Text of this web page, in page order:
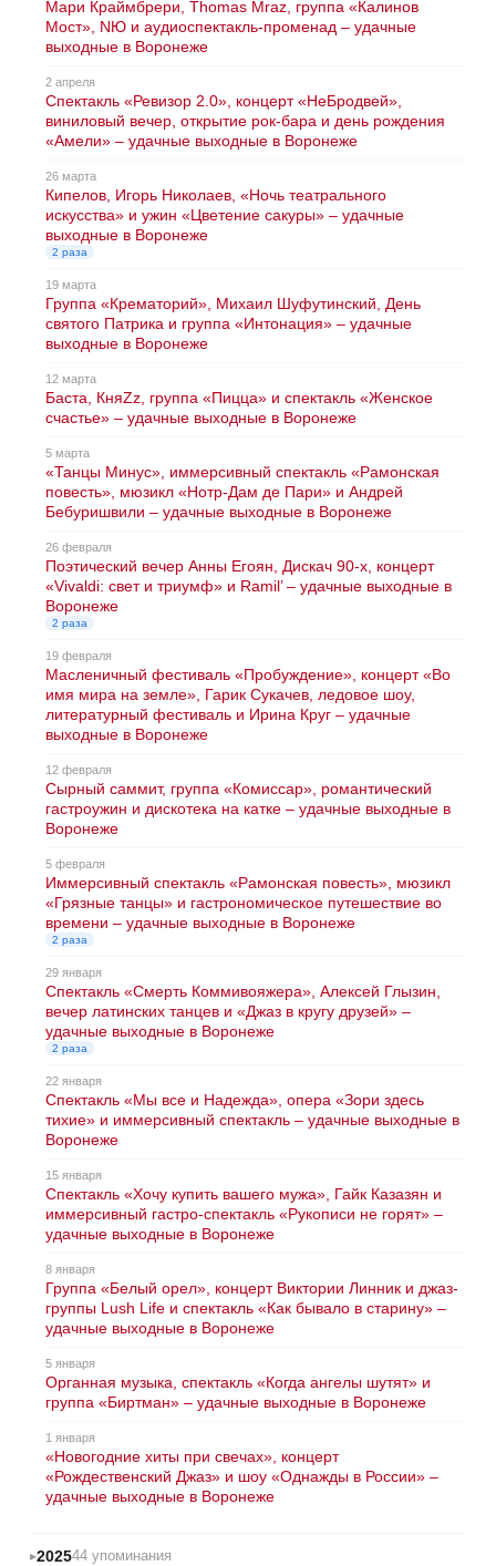
Мари Краймбрери, Thomas Mraz, группа «Калинов
Мост», NЮ и аудиоспектакль-променад – удачные
выходные в Воронеже
2 апреля
Спектакль «Ревизор 2.0», концерт «НеБродвей»,
виниловый вечер, открытие рок-бара и день рождения
«Амели» – удачные выходные в Воронеже
26 марта
Кипелов, Игорь Николаев, «Ночь театрального
искусства» и ужин «Цветение сакуры» – удачные
выходные в Воронеже
2 раза
19 марта
Группа «Крематорий», Михаил Шуфутинский, День
святого Патрика и группа «Интонация» – удачные
выходные в Воронеже
12 марта
Баста, КняZz, группа «Пицца» и спектакль «Женское
счастье» – удачные выходные в Воронеже
5 марта
«Танцы Минус», иммерсивный спектакль «Рамонская
повесть», мюзикл «Нотр-Дам де Пари» и Андрей
Бебуришвили – удачные выходные в Воронеже
26 февраля
Поэтический вечер Анны Егоян, Дискач 90-х, концерт
«Vivaldi: свет и триумф» и Ramil’ – удачные выходные в
Воронеже
2 раза
19 февраля
Масленичный фестиваль «Пробуждение», концерт «Во
имя мира на земле», Гарик Сукачев, ледовое шоу,
литературный фестиваль и Ирина Круг – удачные
выходные в Воронеже
12 февраля
Сырный саммит, группа «Комиссар», романтический
гастроужин и дискотека на катке – удачные выходные в
Воронеже
5 февраля
Иммерсивный спектакль «Рамонская повесть», мюзикл
«Грязные танцы» и гастрономическое путешествие во
времени – удачные выходные в Воронеже
2 раза
29 января
Спектакль «Смерть Коммивояжера», Алексей Глызин,
вечер латинских танцев и «Джаз в кругу друзей» –
удачные выходные в Воронеже
2 раза
22 января
Спектакль «Мы все и Надежда», опера «Зори здесь
тихие» и иммерсивный спектакль – удачные выходные в
Воронеже
15 января
Спектакль «Хочу купить вашего мужа», Гайк Казазян и
иммерсивный гастро-спектакль «Рукописи не горят» –
удачные выходные в Воронеже
8 января
Группа «Белый орел», концерт Виктории Линник и джаз-
группы Lush Life и спектакль «Как бывало в старину» –
удачные выходные в Воронеже
5 января
Органная музыка, спектакль «Когда ангелы шутят» и
группа «Биртман» – удачные выходные в Воронеже
1 января
«Новогодние хиты при свечах», концерт
«Рождественский Джаз» и шоу «Однажды в России» –
удачные выходные в Воронеже
202544 упоминания